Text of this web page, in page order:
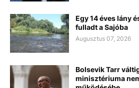
Egy 14 éves lány
fulladt a Sajóba
Augusztus 07, 2026
Bolsevik Tarr
minisztériuma